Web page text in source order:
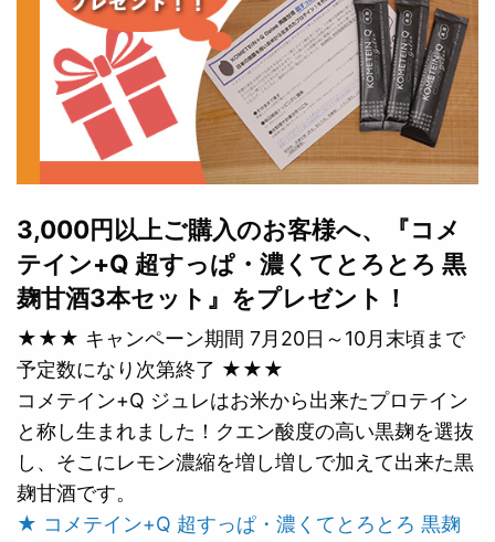
3,000円以上ご購入のお客様へ、『コメ
テイン+Q 超すっぱ・濃くてとろとろ 黒
麹甘酒3本セット』をプレゼント！
★★★ キャンペーン期間 7月20日～10月末頃まで
予定数になり次第終了 ★★★
コメテイン+Q ジュレはお米から出来たプロテイン
と称し生まれました！クエン酸度の高い黒麹を選抜
し、そこにレモン濃縮を増し増しで加えて出来た黒
麹甘酒です。
★ コメテイン+Q 超すっぱ・濃くてとろとろ 黒麹